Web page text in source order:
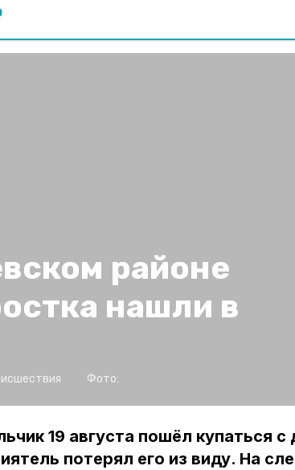
районе
нашли в
Фото:
19 августа пошёл купаться
потерял его из виду. На